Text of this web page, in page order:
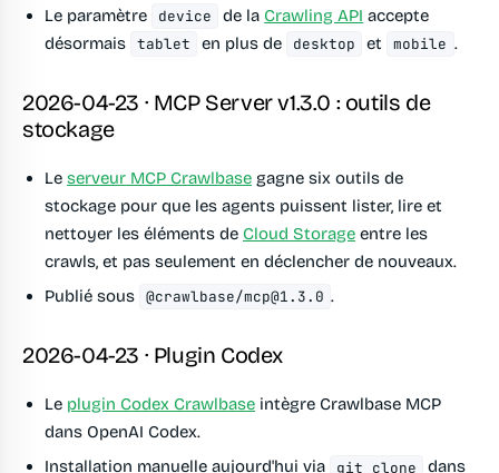
Le paramètre device de la Crawling API accepte
désormais tablet en plus de desktop et mobile .
2026-04-23 · MCP Server v1.3.0 : outils de
stockage
Le serveur MCP Crawlbase gagne six outils de
stockage pour que les agents puissent lister, lire et
nettoyer les éléments de Cloud Storage entre les
crawls, et pas seulement en déclencher de nouveaux.
Publié sous @crawlbase/mcp@1.3.0 .
2026-04-23 · Plugin Codex
Le plugin Codex Crawlbase intègre Crawlbase MCP
dans OpenAI Codex.
Installation manuelle aujourd'hui via
git clone dans